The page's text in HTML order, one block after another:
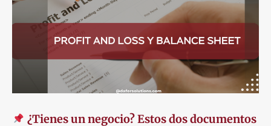
¿Tienes un negocio? Estos dos documentos